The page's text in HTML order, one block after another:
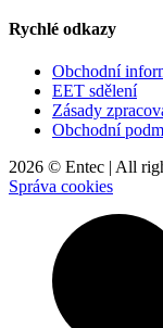
Rychlé odkazy
Obchodní
EET sdělení
Zásady
Obchodní
2026 © Entec | All
Správa cookies